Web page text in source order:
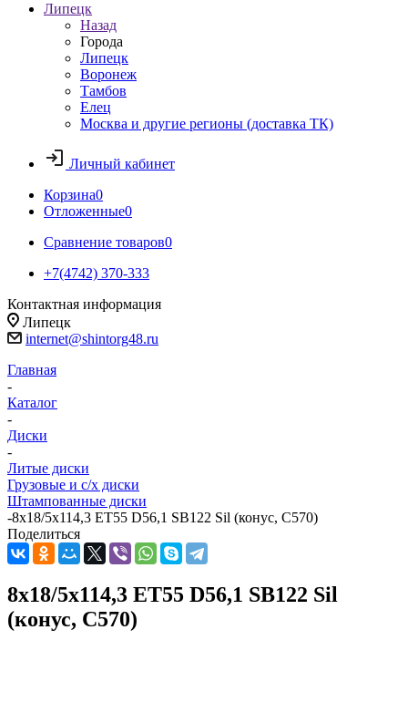
Липецк
Назад
Города
Липецк
Воронеж
Тамбов
Елец
Москва и другие регионы (доставка ТК)
Личный кабинет
Корзина0
Отложенные0
Сравнение товаров0
+7(4742) 370-333
Контактная информация
Липецк
internet@shintorg48.ru
Главная
-
Каталог
-
Диски
-
Литые диски
Грузовые и с/х диски
Штампованные диски
-8x18/5x114,3 ET55 D56,1 SB122 Sil (конус, C570)
Поделиться
8x18/5x114,3 ET55 D56,1 SB122 Sil
(конус, C570)